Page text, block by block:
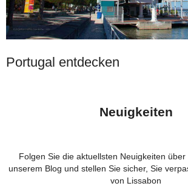
Portugal entdecken
Neuigkeiten
Folgen Sie die aktuellsten Neuigkeiten über
unserem Blog und stellen Sie sicher, Sie
von Lissabon